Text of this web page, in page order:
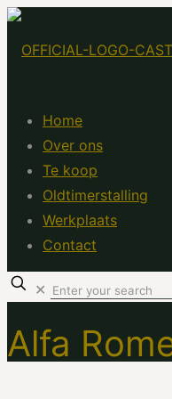
Home
Over ons
Te koop
Oldtimerstalling
Werkplaats
Contact
✕
Alfa